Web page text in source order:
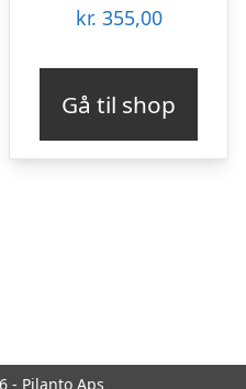
kr. 355,00
Gå til shop
- Pilanto Aps